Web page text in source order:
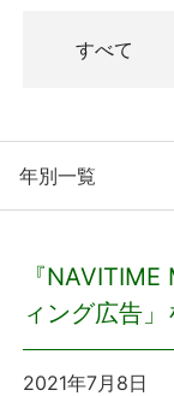
経営理念
プレスリ
プレスリ
すべて
年別一覧
『
ィング広告
2021年7月8日